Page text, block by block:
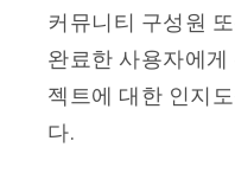
커뮤니티 구성원
완료한 사용자에게
젝트에 대한 인지
다.